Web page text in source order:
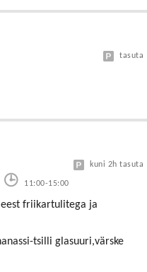
tasuta
11:00-15:00
kuni 2h tasuta
friikartulitega ja
tsilli glasuuri,värske